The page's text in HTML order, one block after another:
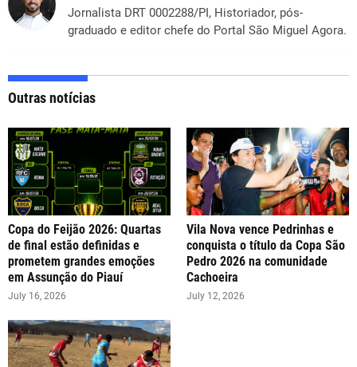
Jornalista DRT 0002288/PI, Historiador, pós-
graduado e editor chefe do Portal São Miguel Agora.
Outras notícias
Copa do Feijão 2026: Quartas
de final estão definidas e
prometem grandes emoções
em Assunção do Piauí
July 16, 2026
Vila Nova vence Pedrinhas e
conquista o título da Copa São
Pedro 2026 na comunidade
Cachoeira
July 12, 2026